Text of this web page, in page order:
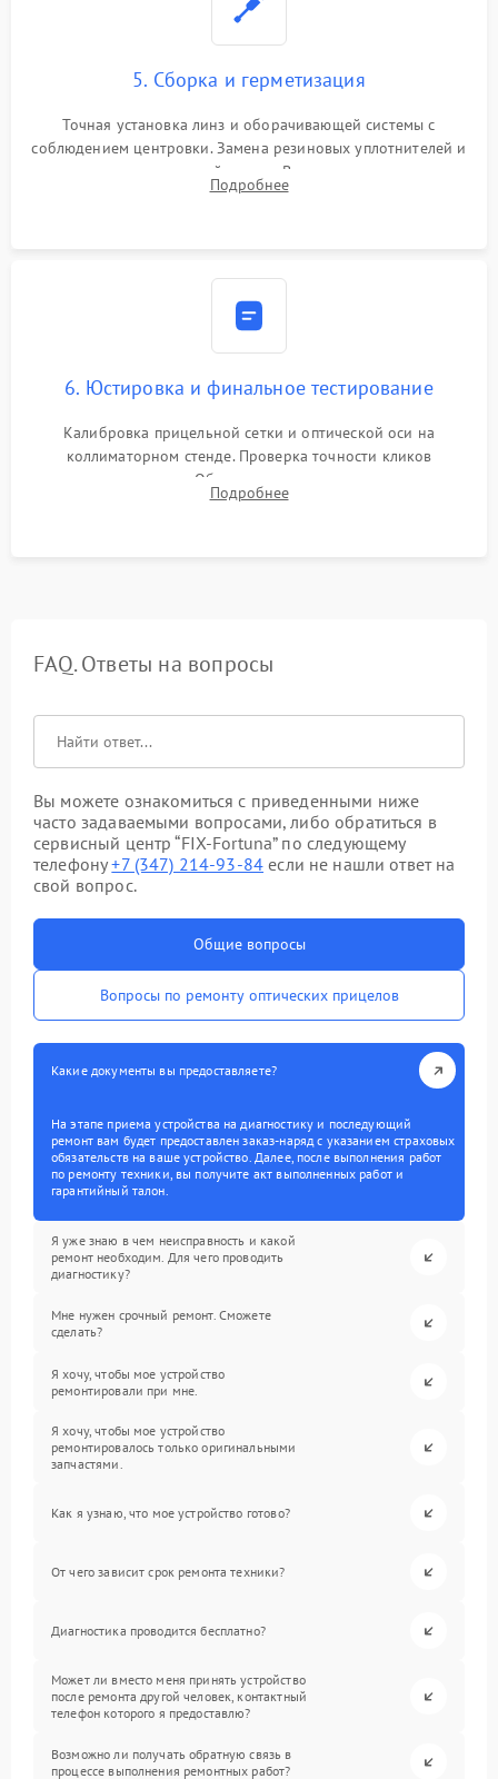
5. Сборка и герметизация
Точная установка линз и оборачивающей системы с
соблюдением центровки. Замена резиновых уплотнителей и
нанесение влагозащитной смазки. Вакуумирование корпуса
и заполнение его осушенным азотом или аргоном для
Подробнее
6. Юстировка и финальное тестирование
Калибровка прицельной сетки и оптической оси на
коллиматорном стенде. Проверка точности кликов
механизма поправок. Обязательное испытание прицела на
ударном стенде для проверки устойчивости к отдаче и
Подробнее
FAQ. Ответы на вопросы
Вы можете ознакомиться с приведенными ниже
часто задаваемыми вопросами, либо обратиться в
сервисный центр “FIX-Fortuna” по следующему
телефону+7 (347) 214-93-84 если не нашли ответ на
свой вопрос.
Общие вопросы
Вопросы по ремонту оптических прицелов
Какие документы вы предоставляете?
На этапе приема устройства на диагностику и последующий
ремонт вам будет предоставлен заказ-наряд с указанием страховых
обязательств на ваше устройство. Далее, после выполнения работ
по ремонту техники, вы получите акт выполненных работ и
гарантийный талон.
Я уже знаю в чем неисправность и какой
ремонт необходим. Для чего проводить
диагностику?
Мне нужен срочный ремонт. Сможете
сделать?
Я хочу, чтобы мое устройство
ремонтировали при мне.
Я хочу, чтобы мое устройство
ремонтировалось только оригинальными
запчастями.
Как я узнаю, что мое устройство готово?
От чего зависит срок ремонта техники?
Диагностика проводится бесплатно?
Может ли вместо меня принять устройство
после ремонта другой человек, контактный
телефон которого я предоставлю?
Возможно ли получать обратную связь в
процессе выполнения ремонтных работ?